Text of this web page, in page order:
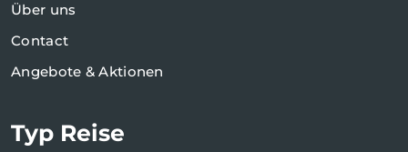
Über uns
Contact
Angebote & Aktionen
Typ Reise